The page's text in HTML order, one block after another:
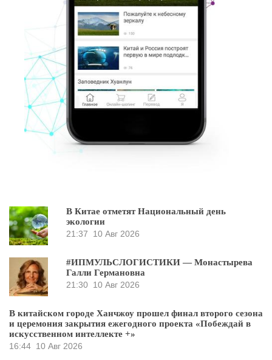
В Китае отметят Национальный день
экологии
21:37
10 Авг 2026
#ИПМУЛЬСЛОГИСТИКИ — Монастырева
Галли Германовна
21:30 10 Авг 2026
В китайском городе Ханчжоу прошел финал второго сезона
и церемония закрытия ежегодного проекта «Побеждай в
искусственном интеллекте +»
16:44 10 Авг 2026